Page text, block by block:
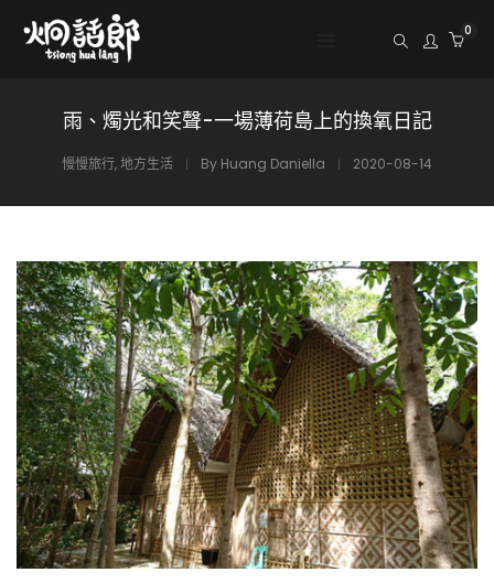
0
雨、燭光和笑聲-一場薄荷島上的換氧日記
慢慢旅行,地方生活 By Huang Daniella 2020-08-14